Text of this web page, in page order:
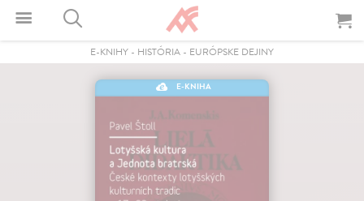
E-KNIHY - HISTÓRIA - EURÓPSKE DEJINY
E-KNIHA